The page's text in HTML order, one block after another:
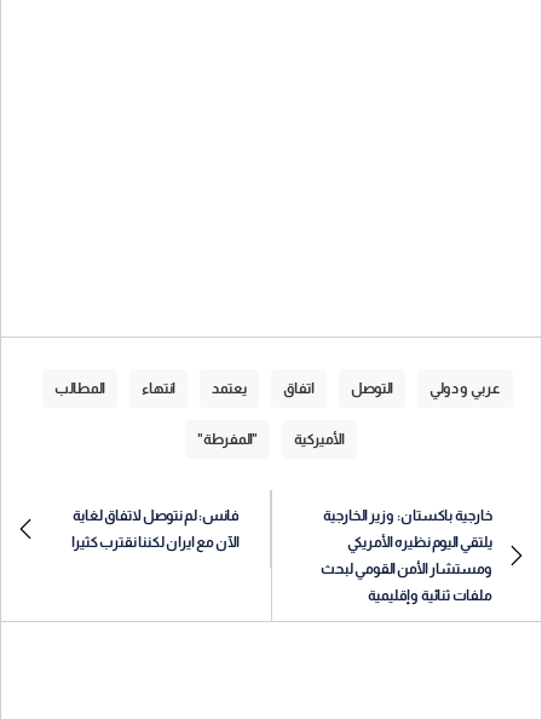
عربي و دولي التوصل اتفاق يعتمد انتهاء المطالب
الأميركية "المفرطة"
خارجية باكستان: وزير الخارجية
يلتقي اليوم نظيره الأمريكي
ومستشار الأمن القومي لبحث
ملفات ثنائية وإقليمية
فانس: لم نتوصل لاتفاق لغاية
الآن مع ايران لكننا نقترب كثيرا